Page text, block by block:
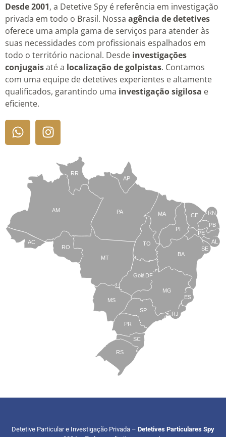
Desde 2001, a Detetive Spy é referência em investigação
privada em todo o Brasil. Nossa agência de detetives
oferece uma ampla gama de serviços para atender às
suas necessidades com profissionais espalhados em
todo o território nacional. Desde investigações
conjugaisaté a localização de golpistas. Contamos
com uma equipe de detetives experientes e altamente
qualificados, garantindo uma investigação sigilosa e
eficiente.
TO
BA
SE
PE
AL
RN
CE
PI
MA
AP
PA
RR
AM
AC
RO
MT
MS
Goiás
PR
SC
RS
SP
MG
RJ
ES
DF
PB
Detetive Particular e Investigação Privada – Detetives Particulares Spy